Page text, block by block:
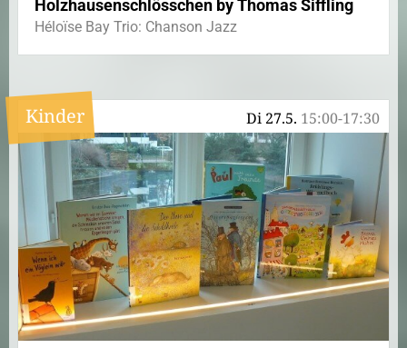
Holzhausenschlösschen by Thomas Siffling
Héloïse Bay Trio: Chanson Jazz
Di 27.5. 15:00-17:30
Kinder